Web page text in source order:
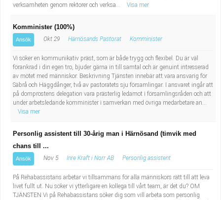
verksamheten genom rektorer och verksa...
Visa mer
Komminister (100%)
Ansök Okt 29 Härnösands Pastorat Komminister
Vi söker en kommunikativ präst, som är både trygg och flexibel. Du är väl
förankrad i din egen tro, bjuder gärna in till samtal och är genuint intresserad
av mötet med människor. Beskrivning Tjänsten innebär att vara ansvarig för
Säbrå och Häggdånger, två av pastoratets sju församlingar. I ansvaret ingår att
på domprostens delegation vara prästerlig ledamot i församlingsråden och att
under arbetsledande komminister i samverkan med övriga medarbetare an...
Visa mer
Personlig assistent till 30-årig man i Härnösand (timvik med
chans till ...
Ansök Nov 5 Inre Kraft i Norr AB Personlig assistent
På Rehabassistans arbetar vi tillsammans för alla människors rätt till att leva
livet fullt ut. Nu söker vi ytterligare en kollega till vårt team, är det du? OM
TJÄNSTEN Vi på Rehabassistans söker dig som vill arbeta som personlig